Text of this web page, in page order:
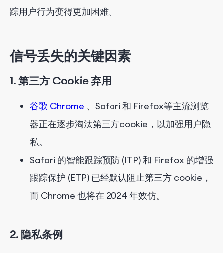
6.建立数据伙伴关系
踪用户行为变得更加困难。
信号丢失的关键因素
1. 第三方 Cookie 弃用
谷歌 Chrome 、Safari 和 Firefox等主流浏览
器正在逐步淘汰第三方cookie，以加强用户隐
私。
Safari 的智能跟踪预防 (ITP) 和 Firefox 的增强
跟踪保护 (ETP) 已经默认阻止第三方 cookie，
而 Chrome 也将在 2024 年效仿。
2. 隐私条例